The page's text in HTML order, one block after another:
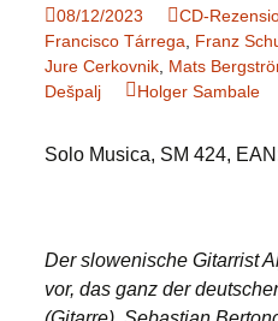
08/12/2023 CD-
Francisco Tárrega
Franz
Jure Cerkovnik Mats
Dešpalj
Holger Sambale
Solo Musica, SM 424,
Der slowenische Gitarrist
vor, das ganz der